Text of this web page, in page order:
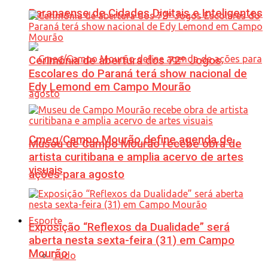
Paranaense de Cidades Digitais e Inteligentes
Cmeg/Campo Mourão define agenda de
ações para agosto
Esporte
Tudo
Cerimônia de abertura dos 72º Jogos
Escolares do Paraná terá show nacional de
Edy Lemond em Campo Mourão
Museu de Campo Mourão recebe obra de
artista curitibana e amplia acervo de artes
visuais
Exposição “Reflexos da Dualidade” será
aberta nesta sexta-feira (31) em Campo
Mourão